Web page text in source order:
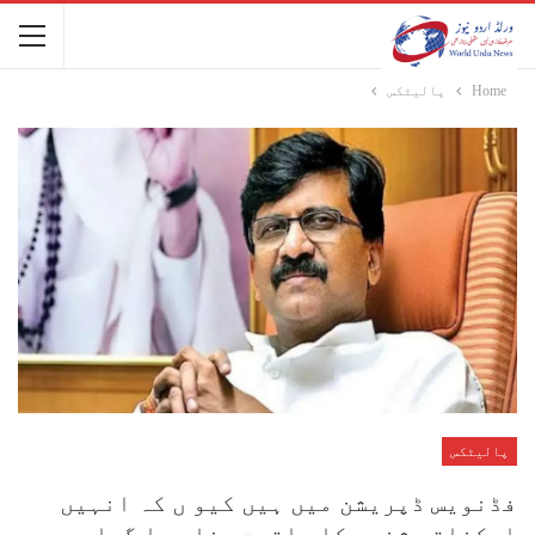
Home پالیٹکس
پالیٹکس
فڈنویس ڈپریشن میں ہیں کیو ں کہ انہیں